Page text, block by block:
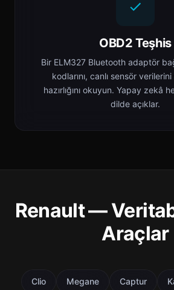
OBD2 Teşhis
Bir ELM327 Bluetooth adaptör
kodlarını, canlı sensör
hazırlığını okuyun. Yapay zekâ
dilde açıklar.
Renault —
Araçlar
Clio Megane Captur